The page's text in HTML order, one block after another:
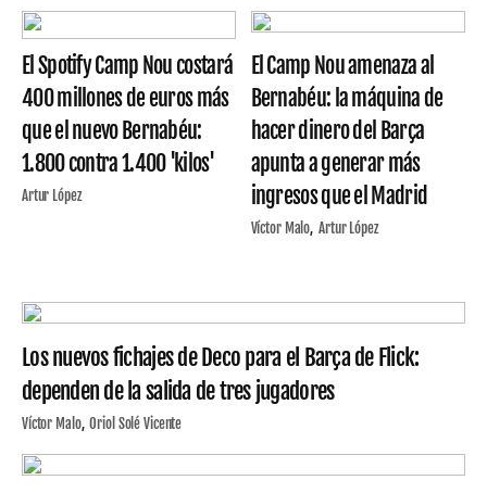
El Spotify Camp Nou costará
400 millones de euros más
que el nuevo Bernabéu:
1.800 contra 1.400 'kilos'
Artur López
El Camp Nou amenaza al
Bernabéu: la máquina de
hacer dinero del Barça
apunta a generar más
ingresos que el Madrid
Víctor Malo Artur López
Los nuevos fichajes de Deco para el Barça de Flick:
dependen de la salida de tres jugadores
Víctor Malo Oriol Solé Vicente